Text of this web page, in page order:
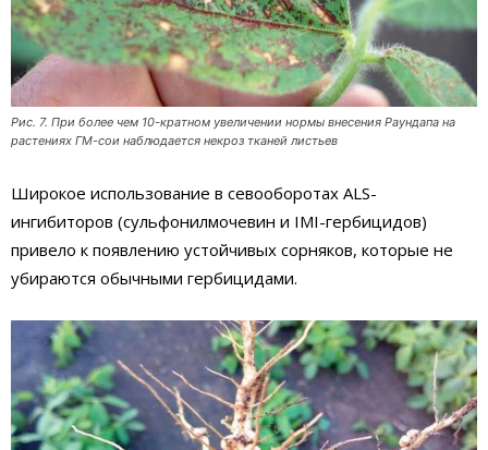
Рис. 7. При более чем 10-кратном увеличении нормы внесения Раундапа на
растениях ГМ-сои наблюдается некроз тканей листьев
Широкое использование в севооборотах ALS-
ингибиторов (сульфонилмочевин и IMI-гербицидов)
привело к появлению устойчивых сорняков, которые не
убираются обычными гербицидами.